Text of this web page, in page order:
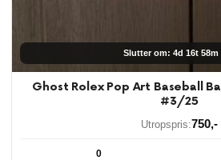
Slutter om: 4d 16t 58m
Ghost Rolex Pop Art Baseball
#3/25
Utropspris:750,-
0